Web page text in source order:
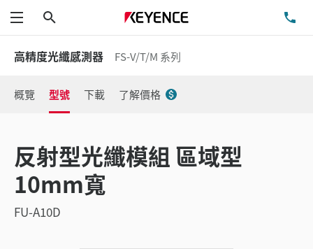
功能表
高精度光纖感測器 FS-V/T/M 系列
概覽 型號 下載 了解價格
反射型光纖模組 區域型
10mm寬
FU-A10D